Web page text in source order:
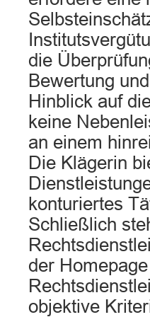
die
Bewertung
Hinblick auf
keine
an einem
Die Klägerin
konturiertes
Schließlich
der
objektive